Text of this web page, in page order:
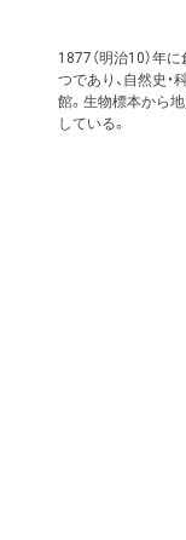
1877（明治10）年
つであり、自然史
館。生物標本から
している。